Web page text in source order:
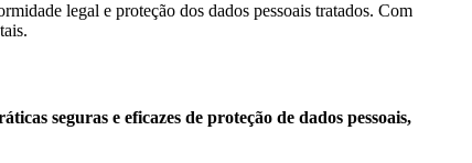
legal e proteção dos dados pessoais tratados. Com
seguras e eficazes de proteção de dados pessoais,